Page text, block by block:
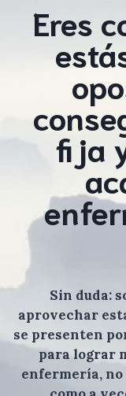
Eres
fija
Sin duda:
aprovechar
se presenten
para lograr
enfermería,